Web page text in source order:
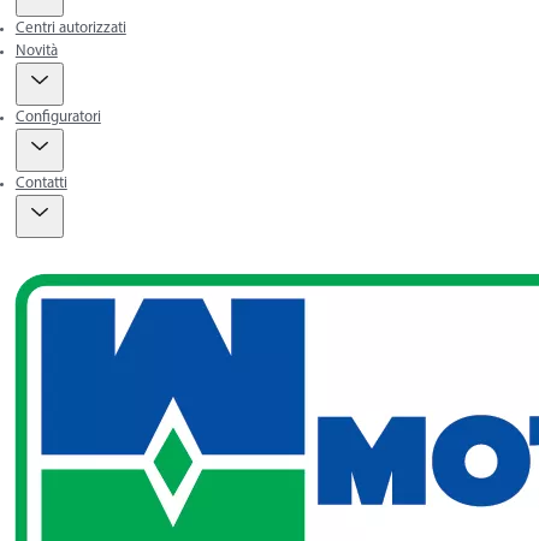
Centri autorizzati
Novità
Configuratori
Contatti